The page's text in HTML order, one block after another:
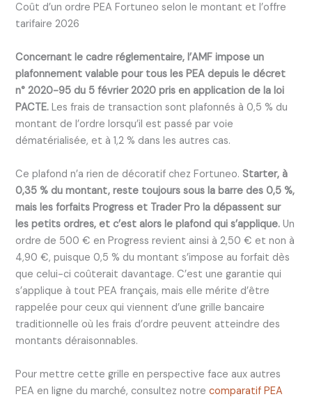
Coût d’un ordre PEA Fortuneo selon le montant et l’offre
tarifaire 2026
Concernant le cadre réglementaire, l’AMF impose un
plafonnement valable pour tous les PEA depuis le décret
n° 2020-95 du 5 février 2020 pris en application de la loi
PACTE. Les frais de transaction sont plafonnés à 0,5 % du
montant de l’ordre lorsqu’il est passé par voie
dématérialisée, et à 1,2 % dans les autres cas.
Ce plafond n’a rien de décoratif chez Fortuneo. Starter, à
0,35 % du montant, reste toujours sous la barre des 0,5 %,
mais les forfaits Progress et Trader Pro la dépassent sur
les petits ordres, et c’est alors le plafond qui s’applique. Un
ordre de 500 € en Progress revient ainsi à 2,50 € et non à
4,90 €, puisque 0,5 % du montant s’impose au forfait dès
que celui-ci coûterait davantage. C’est une garantie qui
s’applique à tout PEA français, mais elle mérite d’être
rappelée pour ceux qui viennent d’une grille bancaire
traditionnelle où les frais d’ordre peuvent atteindre des
montants déraisonnables.
Pour mettre cette grille en perspective face aux autres
PEA en ligne du marché, consultez notrecomparatif PEA